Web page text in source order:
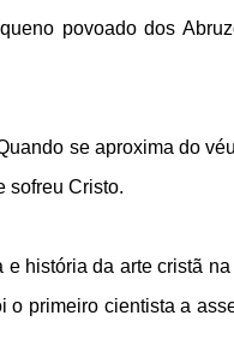
povoado dos
se aproxima do
sofreu Cristo.
história da arte cristã
o primeiro cientista a